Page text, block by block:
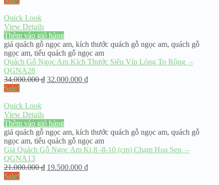
Quick Look
View Details
Thêm vào giỏ hàng
giá quách gỗ ngọc am, kích thước quách gỗ ngọc am, quách gỗ
ngọc am, tiểu quách gỗ ngọc am
Quách Gỗ Ngọc Am Kích Thước Siêu Víp Lòng To Rộng –
QGNA28
34.000.000₫ 32.000.000 ₫
Sale!
Quick Look
View Details
Thêm vào giỏ hàng
giá quách gỗ ngọc am, kích thước quách gỗ ngọc am, quách gỗ
ngọc am, tiểu quách gỗ ngọc am
Giá Quách Gỗ Ngọc Am Kt 8 -8-10 (cm) Chạm Hoa Sen –
QGNA13
21.000.000₫ 19.500.000 ₫
Sale!